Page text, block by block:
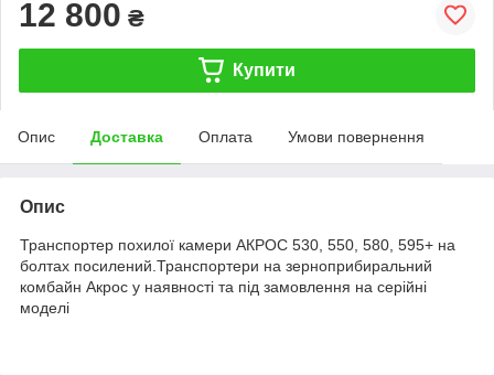
12 800 ₴
Купити
Опис Доставка Оплата Умови повернення
Опис
Транспортер похилої камери АКРОС 530, 550, 580, 595+ на
болтах посилений.Транспортери на зерноприбиральний
комбайн Акрос у наявності та під замовлення на серійні
моделі